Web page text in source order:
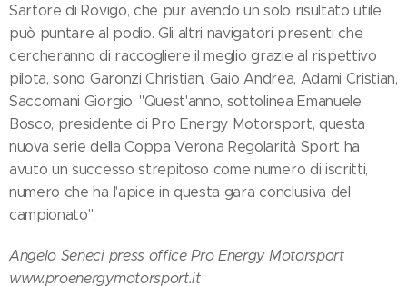
Sartore di Rovigo, che pur avendo un solo risultato utile
può puntare al podio. Gli altri navigatori presenti che
cercheranno di raccogliere il meglio grazie al rispettivo
pilota, sono Garonzi Christian, Gaio Andrea, Adami Cristian,
Saccomani Giorgio. "Quest'anno, sottolinea Emanuele
Bosco, presidente di Pro Energy Motorsport, questa
nuova serie della Coppa Verona Regolarità Sport ha
avuto un successo strepitoso come numero di iscritti,
numero che ha l'apice in questa gara conclusiva del
campionato".
Angelo Seneci press office Pro Energy Motorsport
www.proenergymotorsport.it